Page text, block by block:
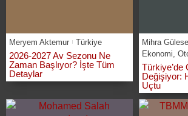
Meryem Aktemur Türkiye
2026-2027 Av Sezonu Ne
Zaman Başlıyor? İşte Tüm
Detaylar
Mihra
Ekonomi
Türkiye’de
Değişiyor:
Uçtu